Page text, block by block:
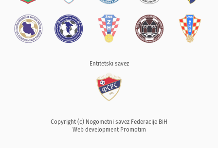
Entitetski savez
Copyright (c) Nogometni savez Federacije BiH
Web development Promotim